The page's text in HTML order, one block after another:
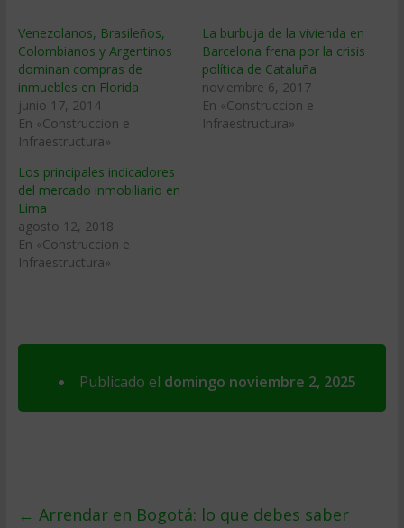
Venezolanos, Brasileños,
Colombianos y Argentinos
dominan compras de
inmuebles en Florida
junio 17, 2014
En «Construccion e
Infraestructura»
La burbuja de la vivienda en
Barcelona frena por la crisis
política de Cataluña
noviembre 6, 2017
En «Construccion e
Infraestructura»
Los principales indicadores
del mercado inmobiliario en
Lima
agosto 12, 2018
En «Construccion e
Infraestructura»
Publicado el domingo noviembre 2, 2025
← Arrendar en Bogotá: lo que debes saber